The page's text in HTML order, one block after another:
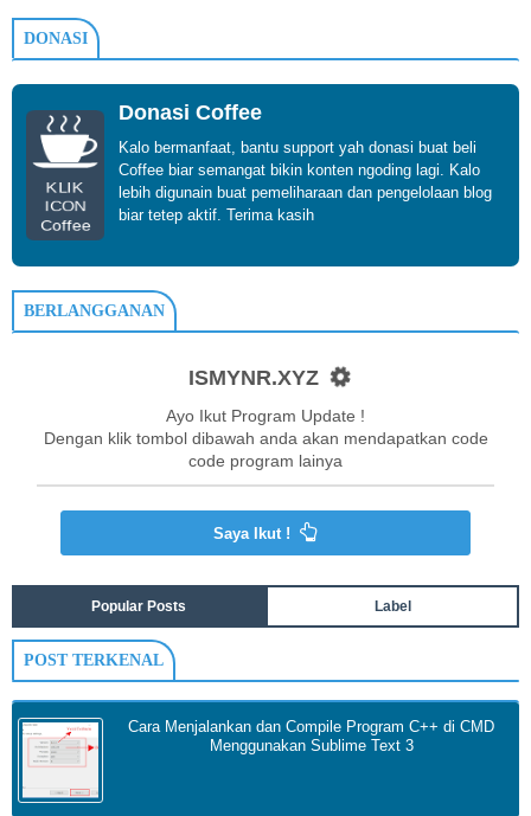
DONASI
KLIK
ICON
Coffee
Donasi Coffee
Kalo bermanfaat, bantu support yah donasi buat beli
Coffee biar semangat bikin konten ngoding lagi. Kalo
lebih digunain buat pemeliharaan dan pengelolaan blog
biar tetep aktif. Terima kasih
BERLANGGANAN
ISMYNR.XYZ
Ayo Ikut Program Update !
Dengan klik tombol dibawah anda akan mendapatkan code
code program lainya
Saya Ikut !
Popular Posts Label
POST TERKENAL
Cara Menjalankan dan Compile Program C++ di CMD
Menggunakan Sublime Text 3